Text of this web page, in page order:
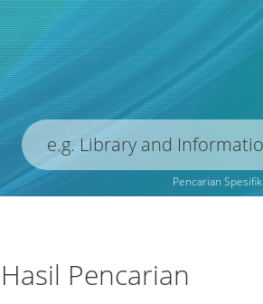
Pencarian Spesifik
Hasil Pencarian